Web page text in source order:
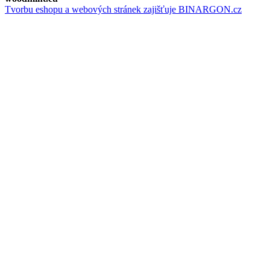
Tvorbu eshopu a webových stránek zajišťuje BINARGON.cz